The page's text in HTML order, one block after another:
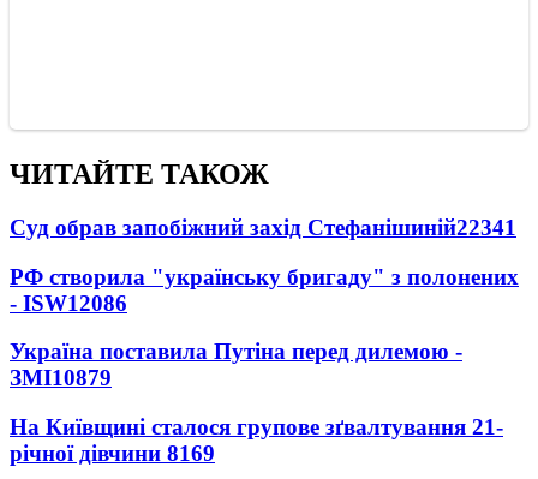
ЧИТАЙТЕ ТАКОЖ
Суд обрав запобіжний захід Стефанішиній22341
РФ створила "українську бригаду" з полонених
- ISW12086
Україна поставила Путіна перед дилемою -
ЗМІ10879
На Київщині сталося групове зґвалтування 21-
річної дівчини 8169